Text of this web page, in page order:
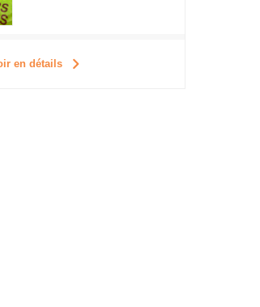
en détails